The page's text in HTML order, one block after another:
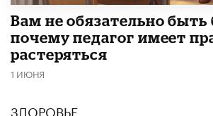
​Вам не обязательно быть
почему педагог имеет
растеряться
1 ИЮНЯ
ЗДОРОВЬЕ